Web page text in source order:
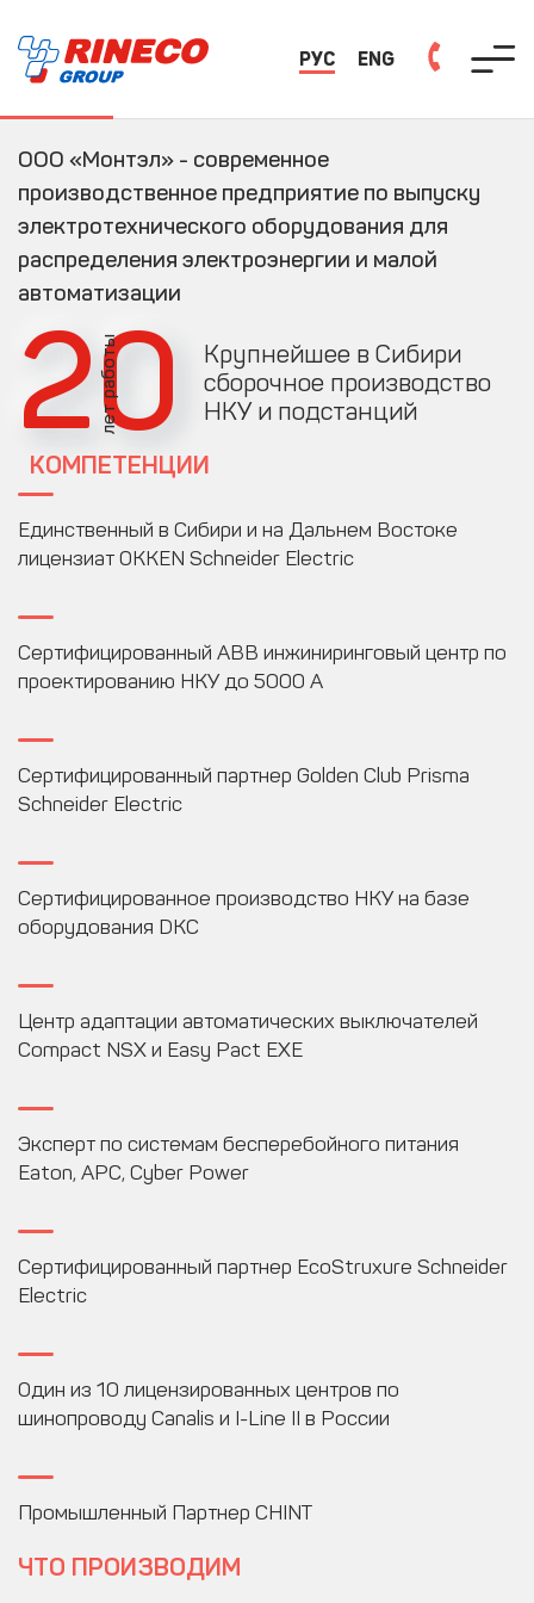
РУС ENG
ООО «Монтэл» - современное
производственное предприятие по выпуску
электротехнического оборудования для
распределения электроэнергии и малой
автоматизации
20
лет работы
Крупнейшее в Сибири
сборочное производство
НКУ и подстанций
КОМПЕТЕНЦИИ
Единственный в Сибири и на Дальнем Востоке
лицензиат OKKEN Schneider Electric
Сертифицированный АВВ инжиниринговый центр по
проектированию НКУ до 5000 А
Сертифицированный партнер Golden Club Prisma
Schneider Electric
Сертифицированное производство НКУ на базе
оборудования DKC
Центр адаптации автоматических выключателей
Compact NSX и Easy Pact EXE
Эксперт по системам бесперебойного питания
Eaton, APC, Cyber Power
Сертифицированный партнер EcoStruxure Schneider
Electric
Один из 10 лицензированных центров по
шинопроводу Canalis и I-Line II в России
Промышленный Партнер CHINT
ЧТО ПРОИЗВОДИМ